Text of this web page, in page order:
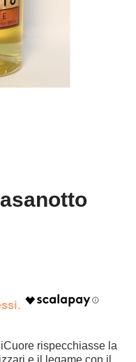
rispecchiasse la
e il legame con il